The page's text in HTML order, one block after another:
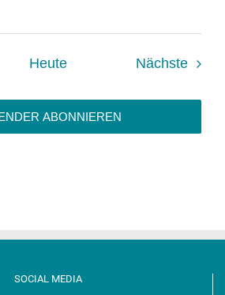
Heute Nächste
ABONNIEREN
SOCIAL MEDIA